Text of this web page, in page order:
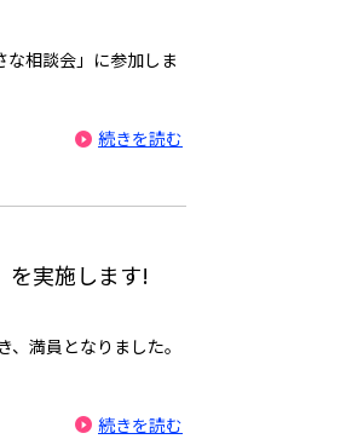
相談会」に参加しま
続きを読む
を実施します!
満員となりました。
続きを読む